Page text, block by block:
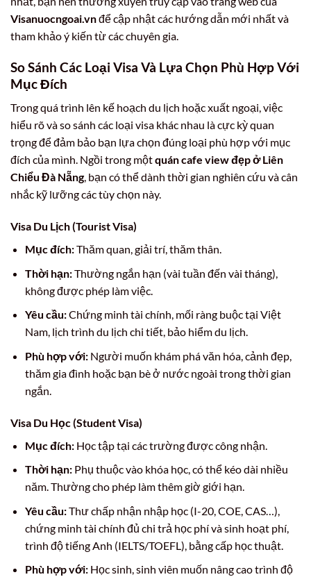
Visanuocngoai.vnđể cập nhật các hướng dẫn mới nhất và
tham khảo ý kiến từ các chuyên gia.
So Sánh Các Loại Visa Và Lựa Chọn Phù Hợp Với
Mục Đích
Trong quá trình lên kế hoạch du lịch hoặc xuất ngoại, việc
hiểu rõ và so sánh các loại visa khác nhau là cực kỳ quan
trọng để đảm bảo bạn lựa chọn đúng loại phù hợp với mục
đích của mình. Ngồi trong mộtquán cafe view đẹp ở Liên
Chiểu Đà Nẵng, bạn có thể dành thời gian nghiên cứu và cân
nhắc kỹ lưỡng các tùy chọn này.
Visa Du Lịch (Tourist Visa)
Mục đích:Thăm quan, giải trí, thăm thân.
Thời hạn:Thường ngắn hạn (vài tuần đến vài tháng),
không được phép làm việc.
Yêu cầu:Chứng minh tài chính, mối ràng buộc tại Việt
Nam, lịch trình du lịch chi tiết, bảo hiểm du lịch.
Phù hợp với:Người muốn khám phá văn hóa, cảnh đẹp,
thăm gia đình hoặc bạn bè ở nước ngoài trong thời gian
ngắn.
Visa Du Học (Student Visa)
Mục đích:Học tập tại các trường được công nhận.
Thời hạn:Phụ thuộc vào khóa học, có thể kéo dài nhiều
năm. Thường cho phép làm thêm giờ giới hạn.
Yêu cầu:Thư chấp nhận nhập học (I-20, COE, CAS…),
chứng minh tài chính đủ chi trả học phí và sinh hoạt phí,
trình độ tiếng Anh (IELTS/TOEFL), bằng cấp học thuật.
Phù hợp với:Học sinh, sinh viên muốn nâng cao trình độ